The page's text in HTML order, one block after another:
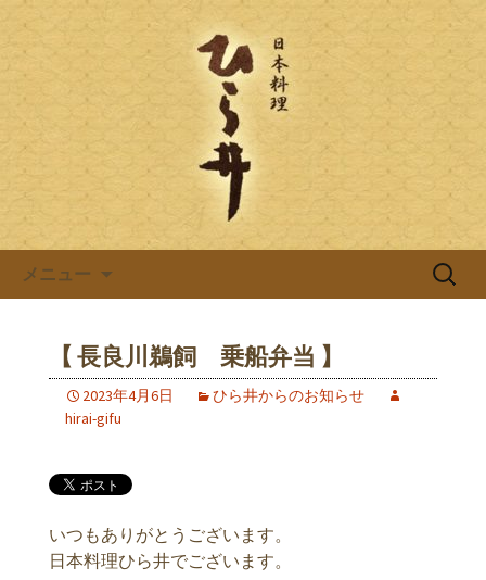
日本料理ひら井のブログ
岐阜県岐阜市の日本料理店「ひら井(ひ
らい)」は創業明治6年。受ける継がれ
る伝統と技を大切に、お客様へのおも
てなしをしております。ひら井に併設
する、蕎麦屋の「吉照庵(きっしょうあ
ん)」は、つなぎを一切使わない十割蕎
麦を提供。
メニュー
検
【 長良川鵜飼 乗船弁当 】
2023年4月6日
ひら井からのお知らせ
hirai-gifu
いつもありがとうございます。
日本料理ひら井でございます。